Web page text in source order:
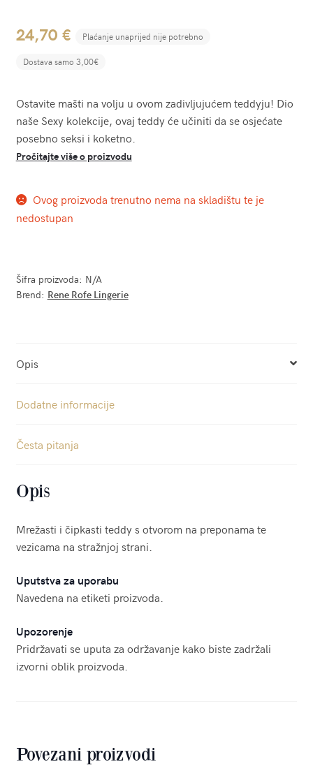
24,70 € Plaćanje unaprijed nije potrebno
Dostava samo 3,00€
Ostavite mašti na volju u ovom zadivljujućem teddyju! Dio
naše Sexy kolekcije, ovaj teddy će učiniti da se osjećate
posebno seksi i koketno.
Pročitajte više o proizvodu
Ovog proizvoda trenutno nema na skladištu te je
nedostupan
Šifra proizvoda: N/A
Brend: Rene Rofe Lingerie
Opis
Dodatne informacije
Česta pitanja
Opis
Mrežasti i čipkasti teddy s otvorom na preponama te
vezicama na stražnjoj strani.
Uputstva za uporabu
Navedena na etiketi proizvoda.
Upozorenje
Pridržavati se uputa za održavanje kako biste zadržali
izvorni oblik proizvoda.
Povezani proizvodi